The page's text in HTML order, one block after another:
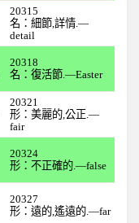
20315
名：細節,詳情.—
detail
20318
名：復活節.—Easter
20321
形：美麗的,公正.—
fair
20324
形：不正確的.—false
20327
形：遠的,遙遠的.—far